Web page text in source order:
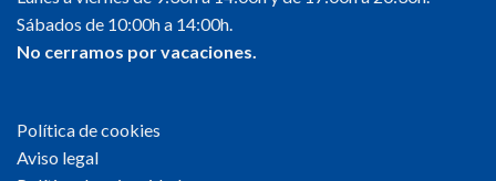
Sábados de 10:00h a 14:00h.
No cerramos por vacaciones.
Política de cookies
Aviso legal